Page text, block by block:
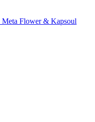
Meta Flower & Kapsoul